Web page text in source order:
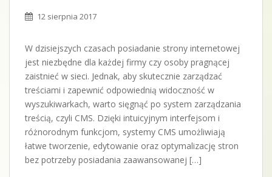
12 sierpnia 2017
W dzisiejszych czasach posiadanie strony internetowej
jest niezbędne dla każdej firmy czy osoby pragnącej
zaistnieć w sieci. Jednak, aby skutecznie zarządzać
treściami i zapewnić odpowiednią widoczność w
wyszukiwarkach, warto sięgnąć po system zarządzania
treścią, czyli CMS. Dzięki intuicyjnym interfejsom i
różnorodnym funkcjom, systemy CMS umożliwiają
łatwe tworzenie, edytowanie oraz optymalizację stron
bez potrzeby posiadania zaawansowanej […]